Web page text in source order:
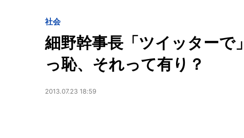
社会
細野幹事長「ツイッター
っ恥、それって有り？
2013.07.23 18:59